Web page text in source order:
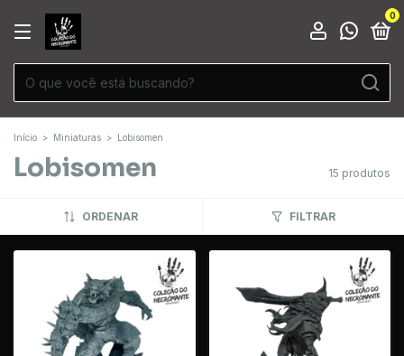
0
Início > Miniaturas > Lobisomen
Lobisomen 15 produtos
ORDENAR FILTRAR